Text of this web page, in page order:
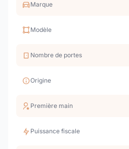
Marque
Modèle
Nombre de portes
Origine
Première main
Puissance fiscale